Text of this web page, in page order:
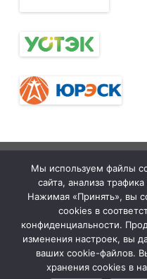
межрегиональная
организация
Общественной
организации
«Всероссийский
Электропрофсоюз»
Мы используем файлы
сайта, анализа
Нажимая «Принять», вы
cookies в
конфиденциальности.
изменения настроек, вы
ваших cookie-файлов.
хранения cookies в